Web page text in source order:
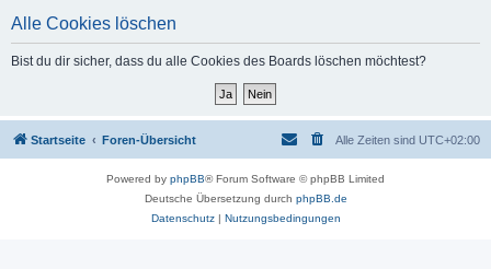
Alle Cookies löschen
Bist du dir sicher, dass du alle Cookies des Boards löschen möchtest?
Startseite Foren-Übersicht Alle Zeiten sind UTC+02:00
Powered by phpBB® Forum Software © phpBB Limited
Deutsche Übersetzung durch phpBB.de
Datenschutz| Nutzungsbedingungen